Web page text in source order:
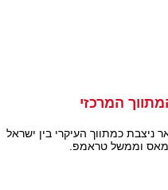
המרכזי
כמתווך העיקרי בין ישראל
וממשל טראמפ.